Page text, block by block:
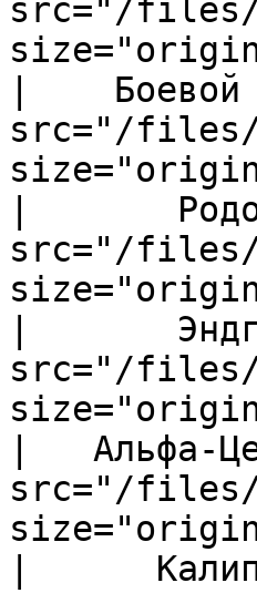
src="/files/
|
src="/files/
|
src="/files/
|
src="/files/
|   Альфа-
src="/files/
|